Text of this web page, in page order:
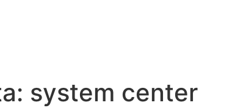
system center